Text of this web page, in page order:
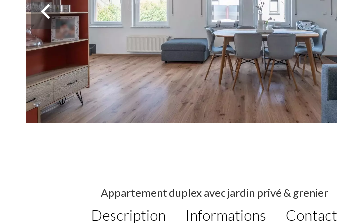
Appartement duplex avec jardin privé & grenier
Description Informations Contact